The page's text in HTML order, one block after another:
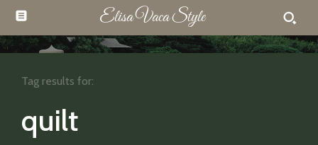
Elisa Vaca Style
quilt
Tag results for: